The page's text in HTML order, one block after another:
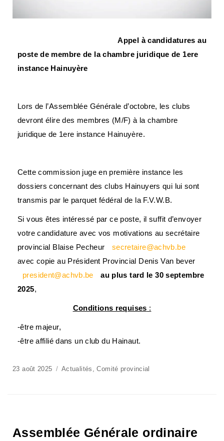
Appel à candidatures au
poste de membre de la chambre juridique de 1ere
instance Hainuyère
Lors de l’Assemblée Générale d’octobre, les clubs
devront élire des membres (M/F) à la chambre
juridique de 1ere instance Hainuyère.
Cette commission juge en première instance les
dossiers concernant des clubs Hainuyers qui lui sont
transmis par le parquet fédéral de la F.V.W.B.
Si vous êtes intéressé par ce poste, il suffit d’envoyer
votre candidature avec vos motivations au secrétaire
provincial Blaise Pecheur
secretaire@achvb.be
avec copie au Président Provincial Denis Van bever
president@achvb.be
au plus tard le 30 septembre
2025,
Conditions requises :
-être majeur,
-être affilié dans un club du Hainaut.
23 août 2025 Actualités ,Comité provincial
Assemblée Générale ordinaire